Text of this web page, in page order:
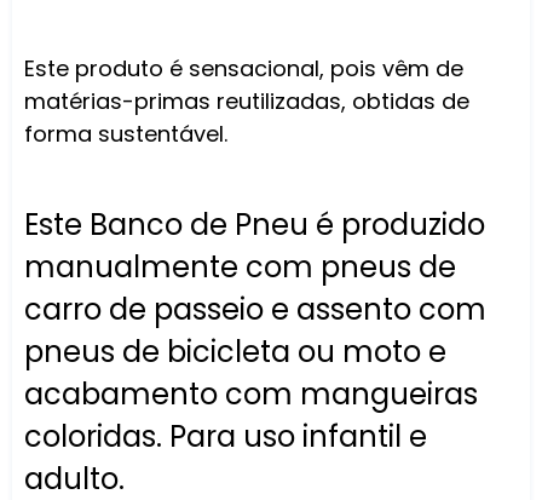
Este produto é sensacional, pois vêm de
matérias-primas reutilizadas, obtidas de
forma sustentável.
Este Banco de Pneu é produzido
manualmente com pneus de
carro de passeio e assento com
pneus de bicicleta ou moto e
acabamento com mangueiras
coloridas. Para uso infantil e
adulto.